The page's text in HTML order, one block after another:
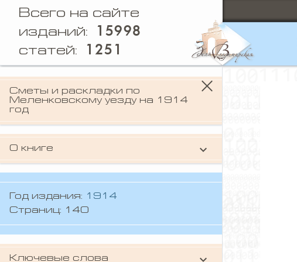
Всего на сайте
изданий: 15998
статей: 1251
Сметы и раскладки по
Меленковскому уезду на 1914
год
О книге keyboard_arrow_down
Книга представляет собой официальный
финансовый документ уездного земства.
доходы и расходы на предстоящий год.
Основное содержание структурировано
участие в содержании
Год издания:
1914
Страниц: 140
Ключевые слова